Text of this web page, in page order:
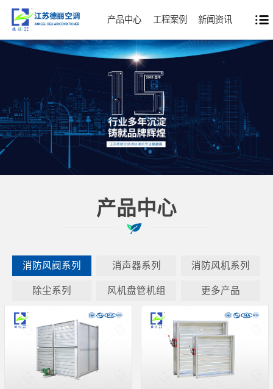
产品中心 工程案例 新闻资讯
产品中心
消防风阀系列 消声器系列 消防风机系列
除尘系列 风机盘管机组 更多产品